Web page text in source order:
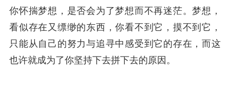
你怀揣梦想，是否会为了梦想而不再迷茫。梦想，
看似存在又缥缈的东西，你看不到它，摸不到它，
只能从自己的努力与追寻中感受到它的存在，而这
也许就成为了你坚持下去拼下去的原因。